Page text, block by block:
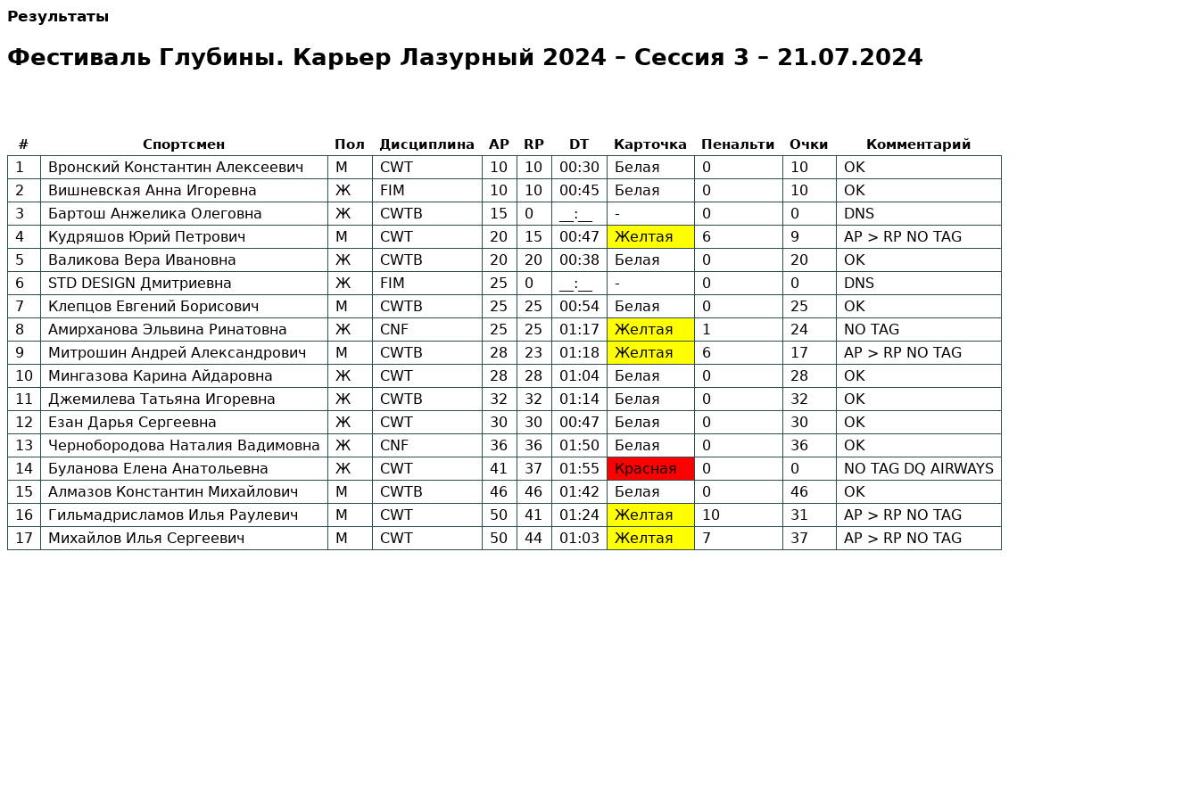
Результаты
Фестиваль Глубины. Карьер Лазурный 2024 – Сессия 3 – 21.07.2024
# Спортсмен Пол Дисциплина AP RP DT Карточка Пенальти Очки Комментарий
1 Вронский Константин Алексеевич М CWT 10 10 00:30 Белая 0 10
OK
2
Вишневская Анна Игоревна Ж FIM 10 10 00:45 Белая 0 10
OK
3
Бартош Анжелика Олеговна Ж CWTB 15 0 __:__ - 0 0
DNS
4
Кудряшов Юрий Петрович М CWT 20 15 00:47 Желтая 6 9 AP > RP NO TAG
5
Валикова Вера Ивановна Ж CWTB 20 20 00:38 Белая 0 20
OK
6
STD DESIGN Дмитриевна Ж FIM 25 0 __:__ - 0 0
DNS
7
Клепцов Евгений Борисович М CWTB 25 25 00:54 Белая 0 25
OK
8
Амирханова Эльвина Ринатовна Ж CNF 25 25 01:17 Желтая 1 24
NO TAG
9
Митрошин Андрей Александрович М CWTB 28 23 01:18 Желтая 6 17 AP > RP NO TAG
10
Мингазова Карина Айдаровна Ж CWT 28 28 01:04 Белая 0 28
OK
11
Джемилева Татьяна Игоревна Ж CWTB 32 32 01:14 Белая 0 32
OK
12
Езан Дарья Сергеевна Ж CWT 30 30 00:47 Белая 0 30
OK
13
Чернобородова Наталия Вадимовна Ж CNF 36 36 01:50 Белая 0 36
OK
14
Буланова Елена Анатольевна Ж CWT 41 37 01:55 Красная 0 0 NO TAG DQ AIRWAYS
15
Алмазов Константин Михайлович М CWTB 46 46 01:42 Белая 0 46
OK
16
Гильмадрисламов Илья Раулевич М CWT 50 41 01:24 Желтая 10 31 AP > RP NO TAG
17
Михайлов Илья Сергеевич М CWT 50 44 01:03 Желтая 7 37 AP > RP NO TAG